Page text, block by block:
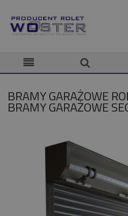
BRAMY GARAŻOWE
BRAMY GARAŻOWE